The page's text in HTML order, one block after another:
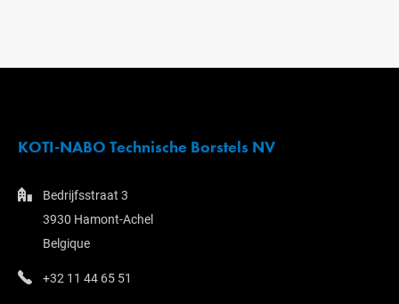
KOTI-NABO Technische Borstels NV
Bedrijfsstraat 3
3930 Hamont-Achel
Belgique
+32 11 44 65 51